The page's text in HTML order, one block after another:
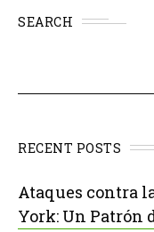
SEARCH
RECENT POSTS
Ataques contra
York: Un Patrón